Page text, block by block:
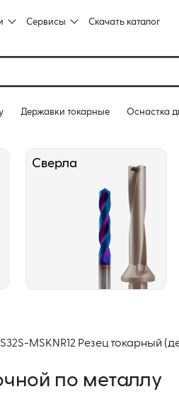
Сервисы Скачать каталог
Державки токарные Оснастка
Сверла
S32S-MSKNR12 Резец токарный
по металлу